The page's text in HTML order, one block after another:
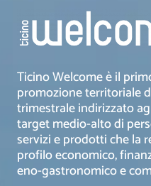
Ticino Welcome è il
promozione territoriale
trimestrale indirizzato
target medio-alto di
servizi e prodotti che la
profilo economico,
eno-gastronomico e